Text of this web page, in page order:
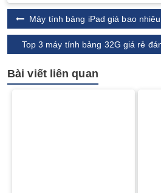
Máy tính bảng iPad giá bao
Top 3 máy tính bảng 32G giá rẻ
Bài viết liên quan